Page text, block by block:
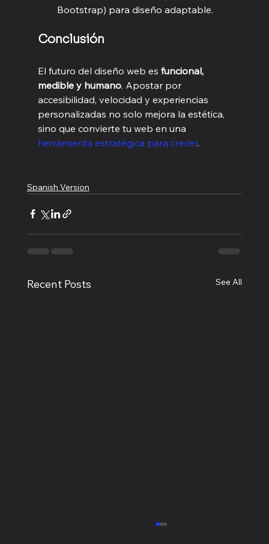
Bootstrap) para diseño adaptable.
Conclusión
El futuro del diseño web es funcional,
medible y humano. Apostar por
accesibilidad, velocidad y experiencias
personalizadas no solo mejora la estética,
sino que convierte tu web en una
herramienta estratégica para crecer.
Spanish Version
Recent Posts See All